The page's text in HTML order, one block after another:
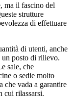
ma il fascino del
strutture
di effettuare
di utenti, anche
un posto di rilievo.
sale, che
o sedie molto
che vada a garantire
cui rilassarsi.